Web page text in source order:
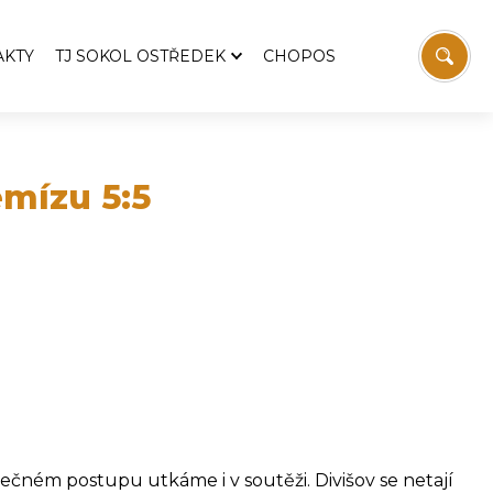
TJ SOKOL OSTŘEDEK
Zprávy z výboru TJ
Kontakt
CHOPOS
5:5
postupu utkáme i v soutěži. Divišov se netají